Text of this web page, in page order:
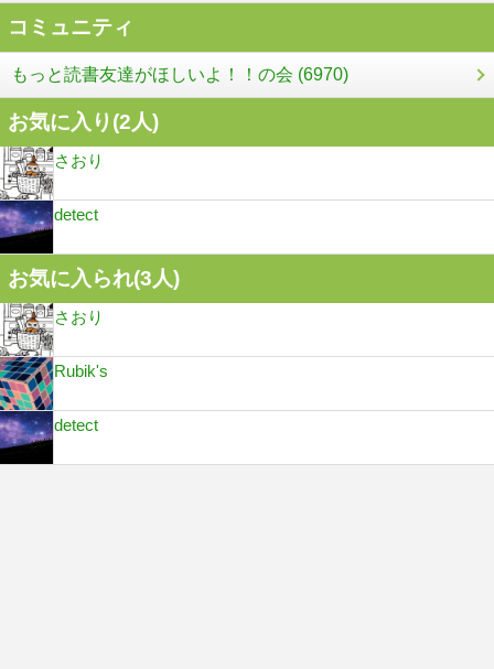
コミュニティ
もっと読書友達がほしいよ！！の会 (6970)
お気に入り(2人)
さおり
detect
お気に入られ(3人)
さおり
Rubik's
detect